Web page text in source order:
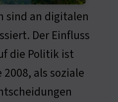
sind an digitalen
Der Einfluss
die Politik ist
als soziale